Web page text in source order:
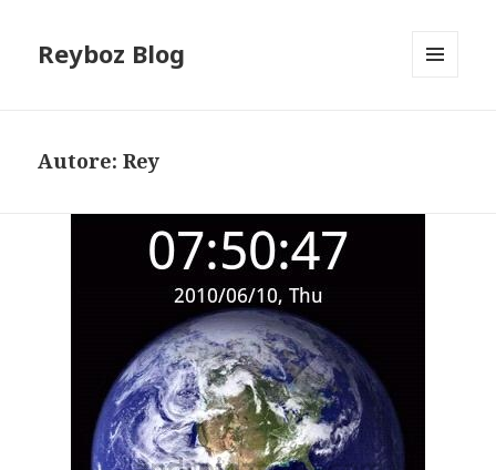
Reyboz Blog
Autore:Rey